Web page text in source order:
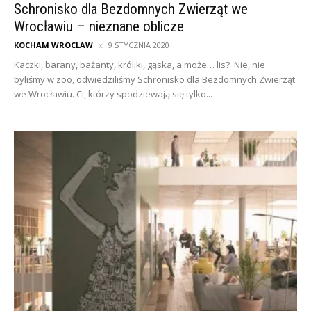
Schronisko dla Bezdomnych Zwierząt we
Wrocławiu – nieznane oblicze
KOCHAM WROCLAW 9 STYCZNIA 2020
Kaczki, barany, bażanty, króliki, gąska, a może… lis? Nie, nie
byliśmy w zoo, odwiedziliśmy Schronisko dla Bezdomnych Zwierząt
we Wrocławiu. Ci, którzy spodziewają się tylko...